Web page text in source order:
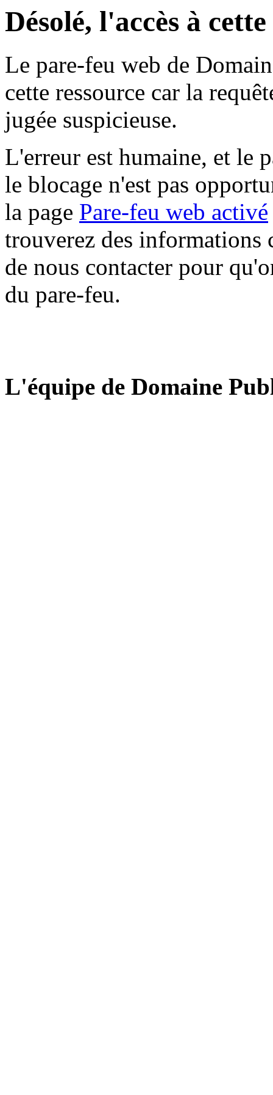
Désolé, l'accès à
Le pare-feu web de
cette ressource car la
jugée suspicieuse.
L'erreur est humaine, et le
le blocage n'est pas
la page Pare-feu web activé
trouverez des informations
de nous contacter pour
du pare-feu.
L'équipe de Domaine